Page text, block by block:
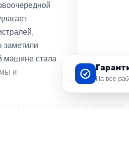
На все
заметили
машине стала
и
в техцентр для